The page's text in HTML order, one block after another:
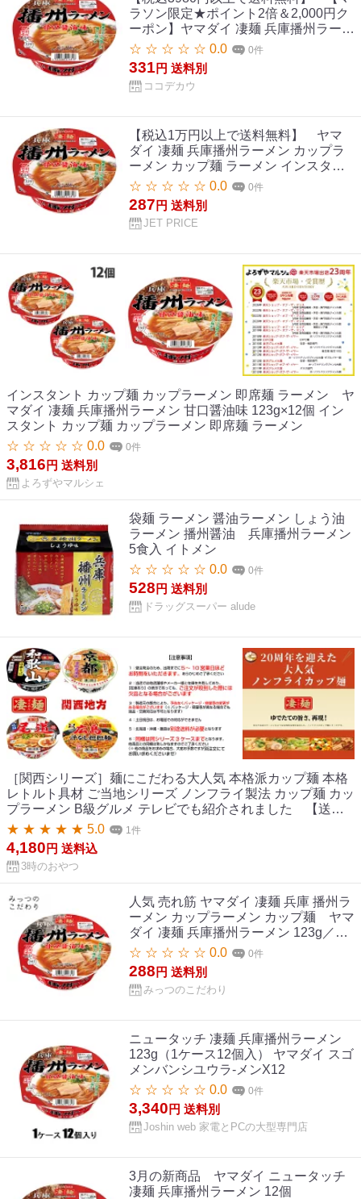
ラソン限定★ポイント2倍＆2,000円ク
ーポン】ヤマダイ 凄麺 兵庫播州ラーメ
ン カップラーメン カップ麺 ラーメン
インスタント レトルト 食品
☆ ☆ ☆ ☆ ☆ 0.0 0件
331 円 送料別
ココデカウ
【税込1万円以上で送料無料】 ヤマ
ダイ 凄麺 兵庫播州ラーメン カップラ
ーメン カップ麺 ラーメン インスタン
ト レトルト 食品
☆ ☆ ☆ ☆ ☆ 0.0 0件
287 円 送料別
JET PRICE
インスタント カップ麺 カップラーメン 即席麺 ラーメン ヤ
マダイ 凄麺 兵庫播州ラーメン 甘口醤油味 123g×12個 イン
スタント カップ麺 カップラーメン 即席麺 ラーメン
☆ ☆ ☆ ☆ ☆ 0.0
0件
3,816 円 送料別
よろずやマルシェ
袋麺 ラーメン 醤油ラーメン しょう油
ラーメン 播州醤油 兵庫播州ラーメン
5食入 イトメン
☆ ☆ ☆ ☆ ☆ 0.0
0件
528 円 送料別
ドラッグスーパー alude
［関西シリーズ］麺にこだわる大人気 本格派カップ麺 本格
レトルト具材 ご当地シリーズ ノンフライ製法 カップ麺 カッ
プラーメン B級グルメ テレビでも紹介されました 【送料
無料】ヤマダイ 凄麺 12個セット！もっちり生麺食感で話題
のカップ麺が箱買いでお得！ご当地ラーメンも楽しめる（
西日本編 ：兵庫播州ラーメン ／ 京都背脂醤油味 ／ 和歌山
中華そば ／ 尾道中華そば ／ 広島汁なし担々麺）ご家庭や職
場の買い置きに！ まとめ買い
★ ★ ★ ★ ★ 5.0 1件
4,180 円 送料込
3時のおやつ
人気 売れ筋 ヤマダイ 凄麺 兵庫 播州ラ
ーメン カップラーメン カップ麺 ヤマ
ダイ 凄麺 兵庫播州ラーメン 123g／め
ん60g 人気 売れ筋 カップラーメン カ
ップ麺 インスタント すごめん 全国 ご
当地 兵庫 播州ラーメン 防災 非常食 仕
送り 夜食
☆ ☆ ☆ ☆ ☆ 0.0 0件
288 円 送料別
みっつのこだわり
ニュータッチ 凄麺 兵庫播州ラーメン
123g（1ケース12個入） ヤマダイ スゴ
メンバンシユウラ-メンX12
☆ ☆ ☆ ☆ ☆ 0.0
0件
3,340 円 送料別
Joshin web 家電とPCの大型専門店
3月の新商品 ヤマダイ ニュータッチ
凄麺 兵庫播州ラーメン 12個